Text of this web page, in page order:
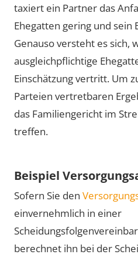
taxiert ein Partner das
Ehegatten gering und sein
Genauso versteht es sich,
ausgleichpflichtige
Einschätzung vertritt. Um
Parteien vertretbaren
das Familiengericht im
treffen.
Beispiel
Sofern Sie den
einvernehmlich in einer
berechnet ihn bei der